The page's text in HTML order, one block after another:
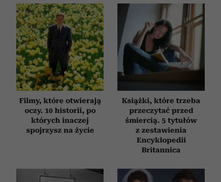
Filmy, które otwierają
oczy. 10 historii, po
których inaczej
spojrzysz na życie
Książki, które trzeba
przeczytać przed
śmiercią. 5 tytułów
z zestawienia
Encyklopedii
Britannica